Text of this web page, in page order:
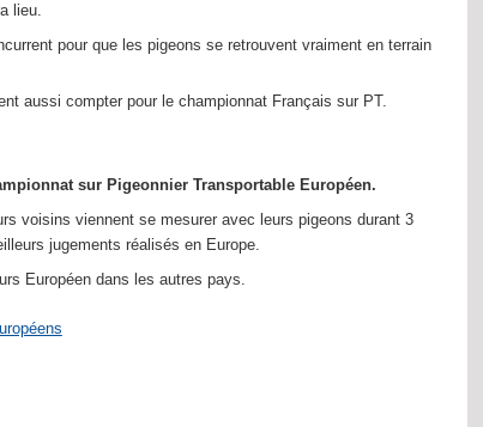
lieu.
pour que les pigeons se retrouvent vraiment en terrain
aussi compter pour le championnat Français sur PT.
sur Pigeonnier Transportable Européen.
voisins viennent se mesurer avec leurs pigeons durant 3
jugements réalisés en Europe.
Européen dans les autres pays.